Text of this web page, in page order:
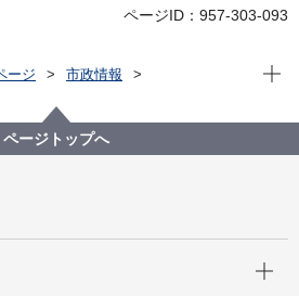
ページID：957-303-093
ージ
市政情報
景況・経営動向調査（令和４年９月実
）
現在
ページトップへ